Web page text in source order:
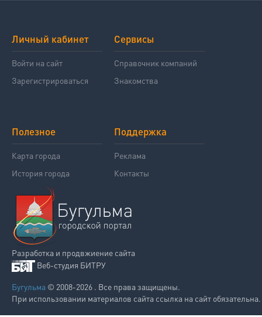
Личный кабинет
Войти на сайт
Зарегистрироваться
Сервисы
Справочник компаний
Знакомства
Полезное
Карта города
История города
Поддержка
Реклама
Контакты
Разработка и продвжиение сайта
Веб-студия БИТРУ
Бугульма © 2008-2026 . Все права защищены.
При использовании материалов сайта ссылка на сайт обязательна.